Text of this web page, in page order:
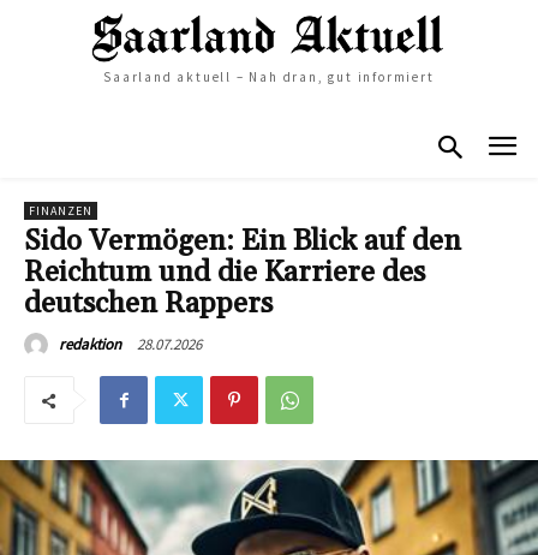
Saarland aktuell – Nah dran, gut informiert
FINANZEN
Sido Vermögen: Ein Blick auf den
Reichtum und die Karriere des
deutschen Rappers
redaktion 28.07.2026